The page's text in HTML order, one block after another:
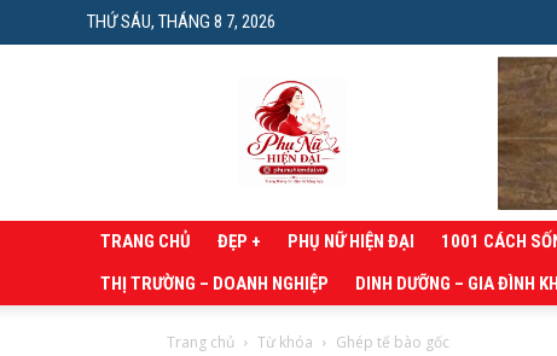
THỨ SÁU, THÁNG 8 7, 2026
Phụ
nữ
hiện
đại
TRANG CHỦ ĐẸP + PHỤ NỮ HIỆN ĐẠI 1001 CÁCH
THỊ TRƯỜNG – DOANH NGHIỆP
DINH DƯỠNG – GIA ĐÌNH
Trang chủ Từ khóa Ghép tế bào gốc